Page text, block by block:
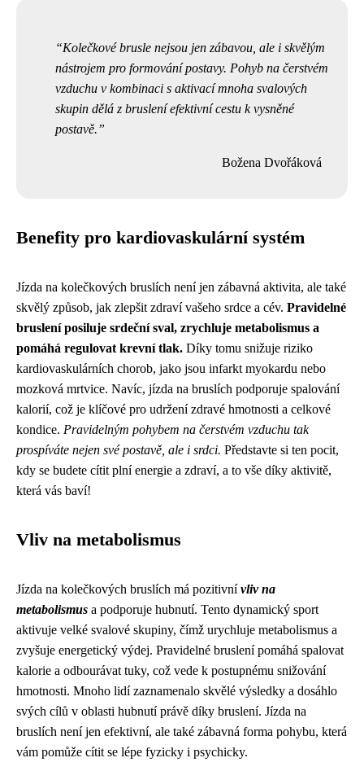
Kolečkové brusle nejsou jen zábavou, ale i skvělým
nástrojem pro formování postavy. Pohyb na čerstvém
vzduchu v kombinaci s aktivací mnoha svalových
skupin dělá z bruslení efektivní cestu k vysněné
postavě.
Božena Dvořáková
Benefity pro kardiovaskulární systém
Jízda na kolečkových bruslích není jen zábavná aktivita, ale také
skvělý způsob, jak zlepšit zdraví vašeho srdce a cév. Pravidelné
bruslení posiluje srdeční sval, zrychluje metabolismus a
pomáhá regulovat krevní tlak. Díky tomu snižuje riziko
kardiovaskulárních chorob, jako jsou infarkt myokardu nebo
mozková mrtvice. Navíc, jízda na bruslích podporuje spalování
kalorií, což je klíčové pro udržení zdravé hmotnosti a celkové
kondice. Pravidelným pohybem na čerstvém vzduchu tak
prospíváte nejen své postavě, ale i srdci. Představte si ten pocit,
kdy se budete cítit plní energie a zdraví, a to vše díky aktivitě,
která vás baví!
Vliv na metabolismus
Jízda na kolečkových bruslích má pozitivnívliv na
metabolismus a podporuje hubnutí. Tento dynamický sport
aktivuje velké svalové skupiny, čímž urychluje metabolismus a
zvyšuje energetický výdej. Pravidelné bruslení pomáhá spalovat
kalorie a odbourávat tuky, což vede k postupnému snižování
hmotnosti. Mnoho lidí zaznamenalo skvělé výsledky a dosáhlo
svých cílů v oblasti hubnutí právě díky bruslení. Jízda na
bruslích není jen efektivní, ale také zábavná forma pohybu, která
vám pomůže cítit se lépe fyzicky i psychicky.